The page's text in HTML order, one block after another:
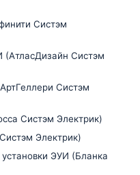
Систэм
(АтласДизайн Систэм
Систэм
Систэм Электрик)
Электрик)
ЭУИ (Бланка